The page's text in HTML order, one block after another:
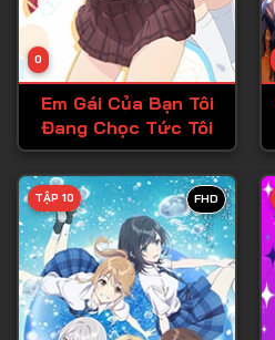
Tập 35
Tập 36
Tập 39
Tập 40
Tập 41
Tập 42
Tập 43
0
Em Gái Của Bạn Tôi
Đang Chọc Tức Tôi
FHD
TẬP 10